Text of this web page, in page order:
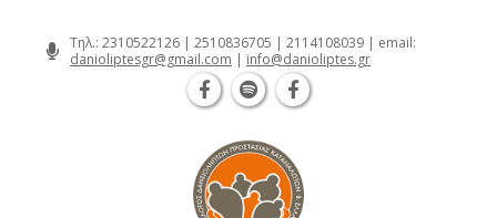
Τηλ.: 2310522126 | 2510836705 | 2114108039 | email:
danioliptesgr@gmail.com | info@danioliptes.gr